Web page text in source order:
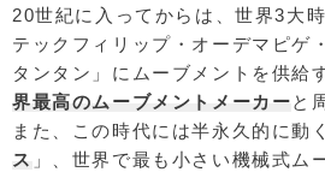
20世紀に入ってからは、世界3大
テックフィリップ・オーデマピゲ
タンタン」にムーブメントを供給
界最高のムーブメントメーカーと
また、この時代には半永久的に動
ス 」、世界で最も小さい機械式ム